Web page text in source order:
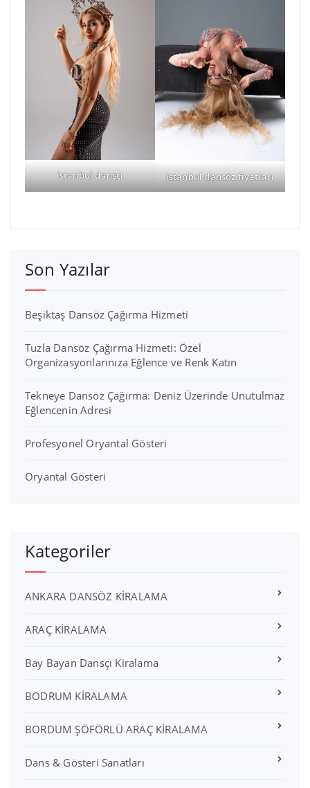
istanbul dansçı istanbul dansöz fiyatları
Son Yazılar
Beşiktaş Dansöz Çağırma Hizmeti
Tuzla Dansöz Çağırma Hizmeti: Özel
Organizasyonlarınıza Eğlence ve Renk Katın
Tekneye Dansöz Çağırma: Deniz Üzerinde Unutulmaz
Eğlencenin Adresi
Profesyonel Oryantal Gösteri
Oryantal Gösteri
Kategoriler
ANKARA DANSÖZ KİRALAMA
ARAÇ KİRALAMA
Bay Bayan Dansçı Kiralama
BODRUM KİRALAMA
BORDUM ŞÖFÖRLÜ ARAÇ KİRALAMA
Dans & Gösteri Sanatları